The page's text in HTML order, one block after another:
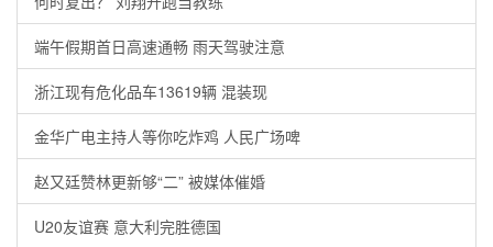
端午假期首日高速通畅 雨天驾驶注意
浙江现有危化品车13619辆 混装现
金华广电主持人等你吃炸鸡 人民广场啤
赵又廷赞林更新够“二” 被媒体催婚
U20友谊赛 意大利完胜德国